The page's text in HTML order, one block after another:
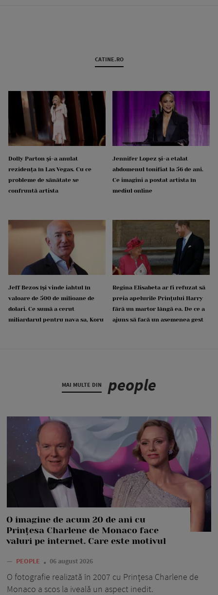
CATINE.RO
Dolly Parton și-a anulat
rezidența în Las Vegas. Cu ce
probleme de sănătate se
confruntă artista
Jennifer Lopez și-a etalat
abdomenul tonifiat la 56 de ani.
Ce imagini a postat artista în
mediul online
Jeff Bezos își vinde iahtul în
valoare de 500 de milioane de
dolari. Ce sumă a cerut
miliardarul pentru nava sa, Koru
Regina Elisabeta ar fi refuzat să
preia apelurile Prințului Harry
fără un martor lângă ea. De ce a
ajuns să facă un asemenea gest
MAI MULTE DIN people
O imagine de acum 20 de ani cu
Prințesa Charlene de Monaco face
valuri pe internet. Care este motivul
— PEOPLE 06 august 2026
O fotografie realizată în 2007 cu Prințesa Charlene de
Monaco a scos la iveală un aspect inedit.